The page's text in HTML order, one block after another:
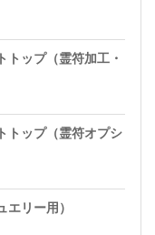
ップ（霊符加工・
ップ（霊符オプシ
リー用）